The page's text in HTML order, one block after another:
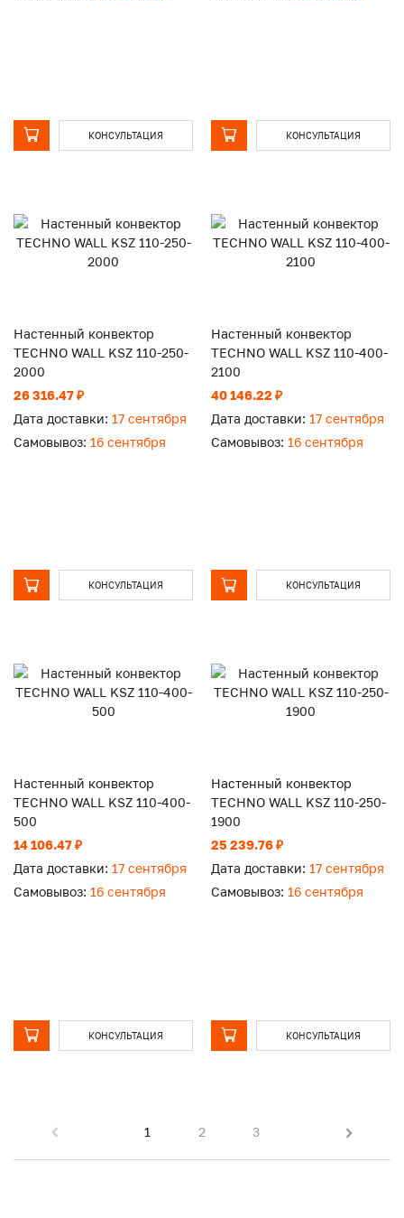
КОНСУЛЬТАЦИЯ КОНСУЛЬТАЦИЯ
Настенный конвектор
TECHNO WALL KSZ 110-250-
2000
26 316.47 ₽
Дата доставки: 17 сентября
Самовывоз: 16 сентября
КОНСУЛЬТАЦИЯ
Настенный конвектор
TECHNO WALL KSZ 110-400-
2100
40 146.22 ₽
Дата доставки: 17 сентября
Самовывоз: 16 сентября
КОНСУЛЬТАЦИЯ
Настенный конвектор
TECHNO WALL KSZ 110-400-
500
14 106.47 ₽
Дата доставки: 17 сентября
Самовывоз: 16 сентября
КОНСУЛЬТАЦИЯ
Настенный конвектор
TECHNO WALL KSZ 110-250-
1900
25 239.76 ₽
Дата доставки: 17 сентября
Самовывоз: 16 сентября
КОНСУЛЬТАЦИЯ
1 2 3